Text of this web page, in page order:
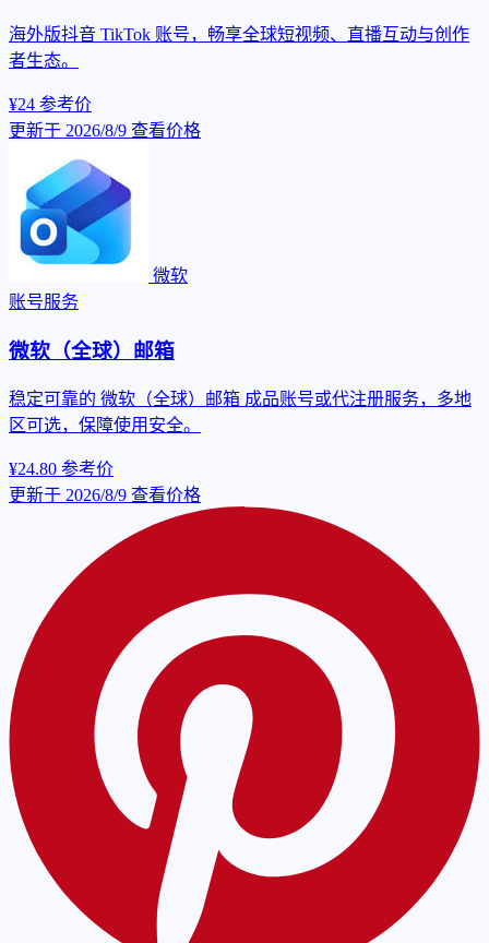
海外版抖音 TikTok 账号，畅享全球短视频、直播互动与创作
者生态。
¥24 参考价
更新于 2026/8/9 查看价格
微软
账号服务
微软（全球）邮箱
稳定可靠的 微软（全球）邮箱 成品账号或代注册服务，多地
区可选，保障使用安全。
¥24.80 参考价
更新于 2026/8/9 查看价格